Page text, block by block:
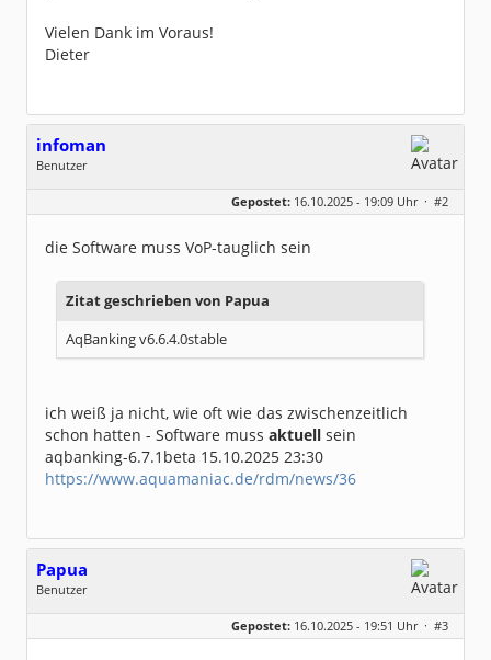
Vielen Dank im Voraus!
Dieter
infoman
Benutzer
Dabei seit:
06 / 2008
Gepostet: 16.10.2025 - 19:09 Uhr · #2
die Software muss VoP-tauglich sein
Zitat geschrieben von Papua
AqBanking v6.6.4.0stable
ich weiß ja nicht, wie oft wie das zwischenzeitlich
schon hatten - Software muss aktuell sein
aqbanking-6.7.1beta 15.10.2025 23:30
https://www.aquamaniac.de/rdm/news/36
Papua
Benutzer
Geschlecht:
keine Angabe
Dabei seit:
10 / 2025
Gepostet: 16.10.2025 - 19:51 Uhr · #3